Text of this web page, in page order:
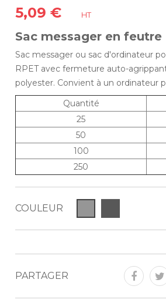
5,09 € HT
Sac messager en feutre
Sac messager ou sac d'ordinateur
RPET avec fermeture auto-
polyester. Convient à un ordinateur
Quantité
25
50
100
250
COULEUR
PARTAGER